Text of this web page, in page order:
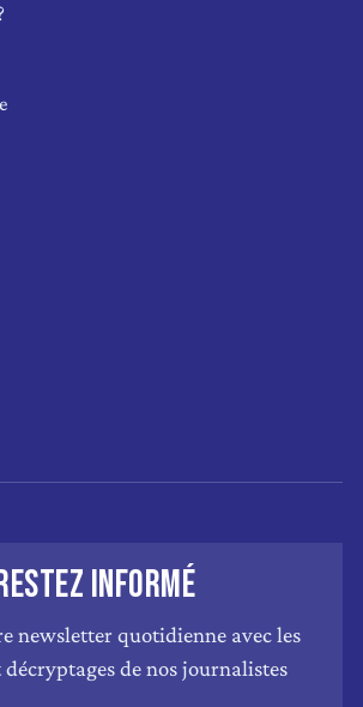
INFORMÉ
newsletter quotidienne avec les
décryptages de nos journalistes